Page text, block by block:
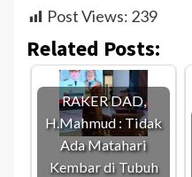
Post Views: 239
Related Posts:
RAKER DAD,
H.Mahmud : Tidak
Ada Matahari
Kembar di Tubuh